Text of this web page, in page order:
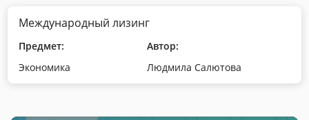
Международный лизинг
Предмет:
Экономика
Автор:
Людмила Салютова